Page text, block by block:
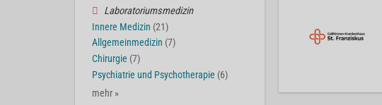
Laboratoriumsmedizin
Innere Medizin (21)
Allgemeinmedizin (7)
Chirurgie (7)
Psychiatrie und Psychotherapie (6)
mehr »